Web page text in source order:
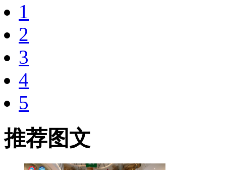
1
2
3
4
5
推荐图文